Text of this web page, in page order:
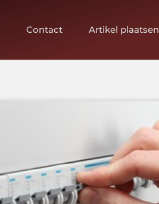
Contact Artikel plaatsen